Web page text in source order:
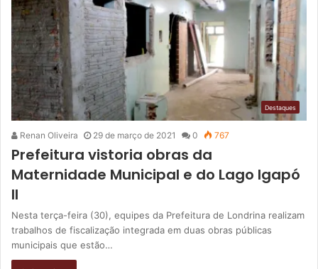
Destaques
Renan Oliveira 29 de março de 2021 0 767
Prefeitura vistoria obras da
Maternidade Municipal e do Lago Igapó
II
Nesta terça-feira (30), equipes da Prefeitura de Londrina realizam
trabalhos de fiscalização integrada em duas obras públicas
municipais que estão…